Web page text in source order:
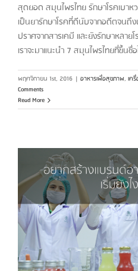
สุดยอด สมุนไพรไทย รักษาโรค
เป็นยารักษาโรคที่ดีนับจากอดีตจนถึ
ปราศจากสารเคมี และยังรักษาหลา
เราจะมาแนะนำ 7 สมุนไพรไทยที่ขึ้น
พฤศจิกายน 1st, 2016 | อาหารเพื่อสุขภาพ, เค
Comments
Read More